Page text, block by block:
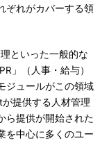
ぞれがカバーする領
といった一般的な
」（人事・給与）
ジュールがこの領域
提供する人材管理
ら提供が開始された
を中心に多くのユー